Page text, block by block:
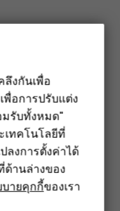
เช่น อุปกรณ์ชาร์จ
หาก
เหล็ก
ก เพราะอาจทำให้
หล่งจ่ายไฟใดๆ เข้า
อุปกรณ์ภายนอกหรือ
ปกรณ์นี้ เข้ากับช่อง
ะดับเสียงให้มากเป็น
ลึงกันเพื่อ
อการปรับแต่ง
รับทั้งหมด"
ทคโนโลยีที่
งการตั้งค่าได้
ด้านล่างของ
ายคุกกี้ของเรา